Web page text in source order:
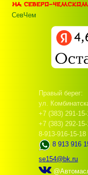
СевЧем
Правый берег:
ул.
+7 (383) 291-
+7 (383) 292-
8-913-916-15-18
8 913 916
se154@bk.ru